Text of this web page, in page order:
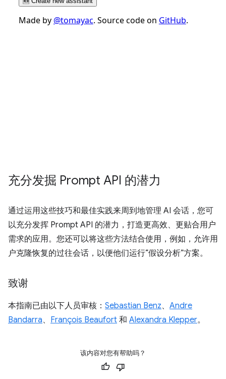
充分发掘 Prompt API 的潜力
通过运用这些技巧和最佳实践来周到地管理 AI 会话，您可
以充分发挥 Prompt API 的潜力，打造更高效、更贴合用户
需求的应用。您还可以将这些方法结合使用，例如，允许用
户克隆恢复的过往会话，以便他们运行“假设分析”方案。
致谢
本指南已由以下人员审核： Sebastian Benz、 Andre
Bandarra、 François Beaufort 和 Alexandra Klepper。
该内容对您有帮助吗？